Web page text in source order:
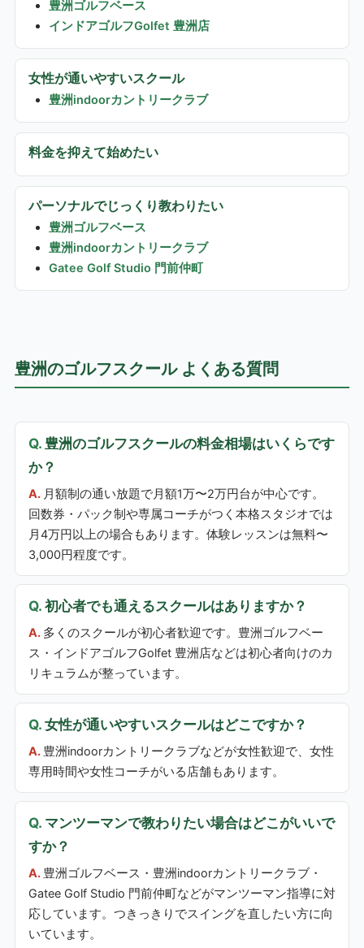
豊洲ゴルフベース
インドアゴルフGolfet 豊洲店
女性が通いやすいスクール
豊洲indoorカントリークラブ
料金を抑えて始めたい
パーソナルでじっくり教わりたい
豊洲ゴルフベース
豊洲indoorカントリークラブ
Gatee Golf Studio 門前仲町
豊洲のゴルフスクール よくある質問
豊洲のゴルフスクールの料金相場はいくらです
か？
月額制の通い放題で月額1万〜2万円台が中心です。
回数券・パック制や専属コーチがつく本格スタジオでは
月4万円以上の場合もあります。体験レッスンは無料〜
3,000円程度です。
初心者でも通えるスクールはありますか？
多くのスクールが初心者歓迎です。豊洲ゴルフベー
ス・インドアゴルフGolfet 豊洲店などは初心者向けのカ
リキュラムが整っています。
女性が通いやすいスクールはどこですか？
豊洲indoorカントリークラブなどが女性歓迎で、女性
専用時間や女性コーチがいる店舗もあります。
マンツーマンで教わりたい場合はどこがいいで
すか？
豊洲ゴルフベース・豊洲indoorカントリークラブ・
Gatee Golf Studio 門前仲町などがマンツーマン指導に対
応しています。つきっきりでスイングを直したい方に向
いています。